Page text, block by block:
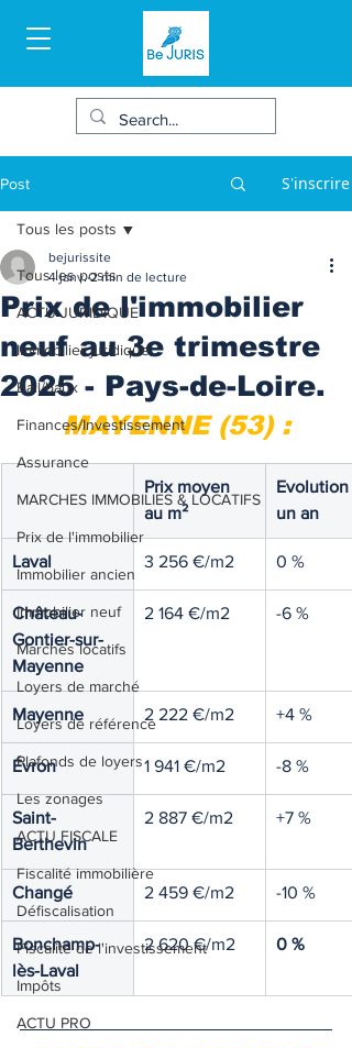
Post S'inscrire
Tous les posts
ACTU JURIDIQUE
Immobilier juridique
Bail/baux
Finances/Investissement
Assurance
MARCHES IMMOBILIES & LOCATIFS
Prix de l'immobilier
Immobilier ancien
Immobilier neuf
Marchés locatifs
Loyers de marché
Loyers de référence
Plafonds de loyers
Les zonages
ACTU FISCALE
Fiscalité immobilière
Défiscalisation
Fiscalité de l'investissement
Impôts
ACTU PRO
Tous les posts
Prix de l'immobilier
neuf au 3e trimestre
2025 - Pays-de-Loire.
bejurissite
4 janv. 2 min de lecture
MAYENNE (53) :
Prix moyen
au m²
Evolution
un an
Laval 3 256 €/m2 0 %
Château-
Gontier-sur-
Mayenne
2 164 €/m2 -6 %
Mayenne 2 222 €/m2 +4 %
Évron 1 941 €/m2 -8 %
Saint-
Berthevin
2 887 €/m2 +7 %
Changé 2 459 €/m2 -10 %
Bonchamp-
lès-Laval
2 620 €/m2 0 %